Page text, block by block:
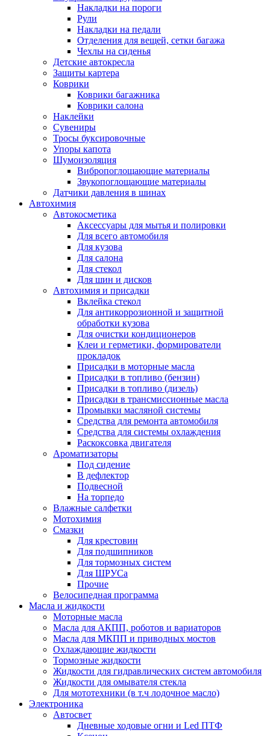
Накладки на пороги
Рули
Накладки на педали
Отделения для вещей, сетки багажа
Чехлы на сиденья
Детские автокресла
Защиты картера
Коврики
Коврики багажника
Коврики салона
Наклейки
Сувениры
Тросы буксировочные
Упоры капота
Шумоизоляция
Вибропоглощающие материалы
Звукопоглощающие материалы
Датчики давления в шинах
Автохимия
Автокосметика
Аксессуары для мытья и полировки
Для всего автомобиля
Для кузова
Для салона
Для стекол
Для шин и дисков
Автохимия и присадки
Вклейка стекол
Для антикоррозионной и защитной
обработки кузова
Для очистки кондиционеров
Клеи и герметики, формирователи
прокладок
Присадки в моторные масла
Присадки в топливо (бензин)
Присадки в топливо (дизель)
Присадки в трансмиссионные масла
Промывки масляной системы
Средства для ремонта автомобиля
Средства для системы охлаждения
Раскоксовка двигателя
Ароматизаторы
Под сидение
В дефлектор
Подвесной
На торпедо
Влажные салфетки
Мотохимия
Смазки
Для крестовин
Для подшипников
Для тормозных систем
Для ШРУСа
Прочие
Велосипедная программа
Масла и жидкости
Моторные масла
Масла для АКПП, роботов и вариаторов
Масла для МКПП и приводных мостов
Охлаждающие жидкости
Тормозные жидкости
Жидкости для гидравлических систем автомобиля
Жидкости для омывателя стекла
Для мототехники (в т.ч лодочное масло)
Электроника
Автосвет
Дневные ходовые огни и Led ПТФ